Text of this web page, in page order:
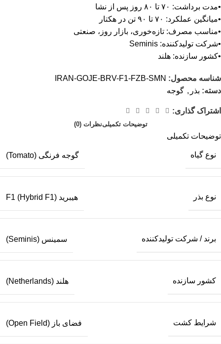
•مدت برداشت: ۷۰ تا ۸۰ روز پس از نشا
•میانگین عملکرد: ۷۰ تا ۹۰ تن در هکتار
•مناسب مصرف: تازه‌خوری، بازار روز، صنعتی
•شرکت تولیدکننده: Seminis
•کشور سازنده: هلند
شناسه محصول: IRAN-GOJE-BRV-F1-FZB-SMN
دسته: بذر , گوجه
اشتراک گذاری:
توضیحات تکمیلینظرات (0)
توضیحات تکمیلی
نوع گیاه گوجه فرنگی (Tomato)
نوع بذر هیبرید F1 (Hybrid F1)
برند / شرکت تولیدکننده سمینس (Seminis)
کشور سازنده هلند (Netherlands)
شرایط کشت فضای باز (Open Field)